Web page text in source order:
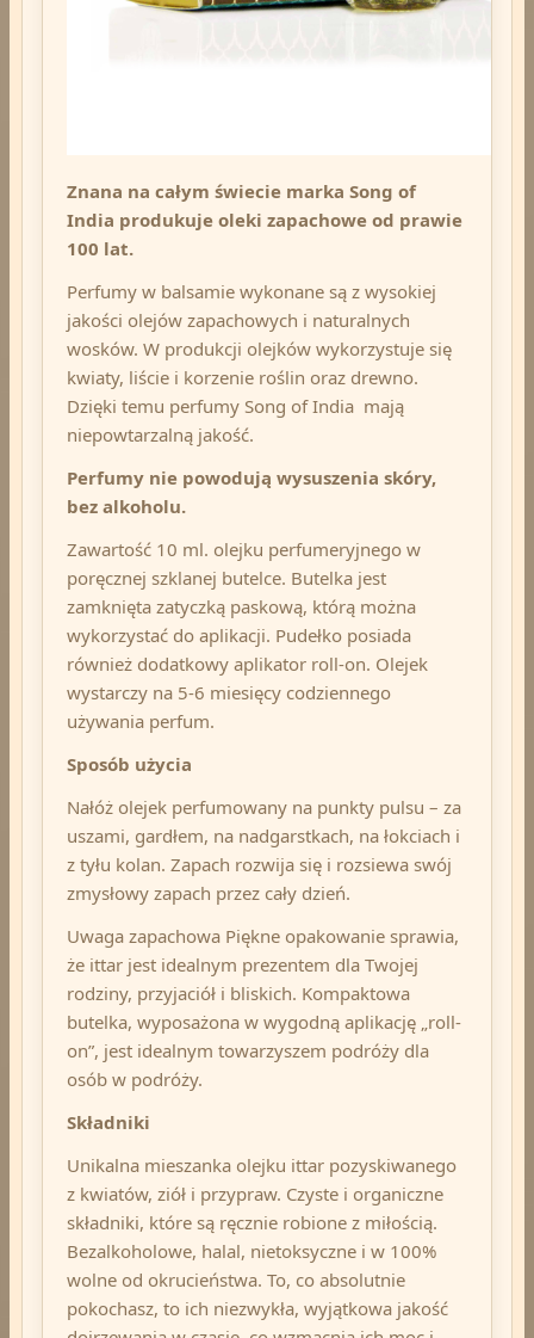
Znana na całym świecie marka Song of
India produkuje oleki zapachowe od prawie
100 lat.
Perfumy w balsamie wykonane są z wysokiej
jakości olejów zapachowych i naturalnych
wosków. W produkcji olejków wykorzystuje się
kwiaty, liście i korzenie roślin oraz drewno.
Dzięki temu perfumy Song of India mają
niepowtarzalną jakość.
Perfumy nie powodują wysuszenia skóry,
bez alkoholu.
Zawartość 10 ml. olejku perfumeryjnego w
poręcznej szklanej butelce. Butelka jest
zamknięta zatyczką paskową, którą można
wykorzystać do aplikacji. Pudełko posiada
również dodatkowy aplikator roll-on. Olejek
wystarczy na 5-6 miesięcy codziennego
używania perfum.
Sposób użycia
Nałóż olejek perfumowany na punkty pulsu – za
uszami, gardłem, na nadgarstkach, na łokciach i
z tyłu kolan. Zapach rozwija się i rozsiewa swój
zmysłowy zapach przez cały dzień.
Uwaga zapachowa Piękne opakowanie sprawia,
że ​​ittar jest idealnym prezentem dla Twojej
rodziny, przyjaciół i bliskich. Kompaktowa
butelka, wyposażona w wygodną aplikację „roll-
on”, jest idealnym towarzyszem podróży dla
osób w podróży.
Składniki
Unikalna mieszanka olejku ittar pozyskiwanego
z kwiatów, ziół i przypraw. Czyste i organiczne
składniki, które są ręcznie robione z miłością.
Bezalkoholowe, halal, nietoksyczne i w 100%
wolne od okrucieństwa. To, co absolutnie
pokochasz, to ich niezwykła, wyjątkowa jakość